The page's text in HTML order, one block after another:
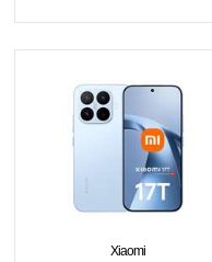
Xiaomi